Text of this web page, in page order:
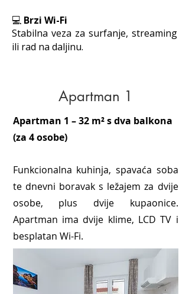
💻 Brzi Wi-Fi
Stabilna veza za surfanje, streaming
ili rad na daljinu.
Apartman 1 – 32 m² s dva balkona
(za 4 osobe)
Funkcionalna kuhinja, spavaća soba
te dnevni boravak s ležajem za dvije
osobe, plus dvije kupaonice.
Apartman ima dvije klime, LCD TV i
besplatan Wi-Fi.
Apartman 1